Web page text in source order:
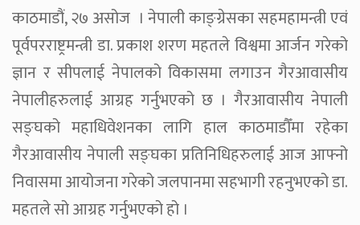
काठमाडौं, २७ असोज । नेपाली काङ्ग्रेसका सहमहामन्त्री एवं
पूर्वपरराष्ट्रमन्त्री डा. प्रकाश शरण महतले विश्वमा आर्जन गरेको
ज्ञान र सीपलाई नेपालको विकासमा लगाउन गैरआवासीय
नेपालीहरुलाई आग्रह गर्नुभएको छ । गैरआवासीय नेपाली
सङ्घको महाधिवेशनका लागि हाल काठमाडौँमा रहेका
गैरआवासीय नेपाली सङ्घका प्रतिनिधिहरुलाई आज आफ्नो
निवासमा आयोजना गरेको जलपानमा सहभागी रहनुभएको डा.
महतले सो आग्रह गर्नुभएको हो ।